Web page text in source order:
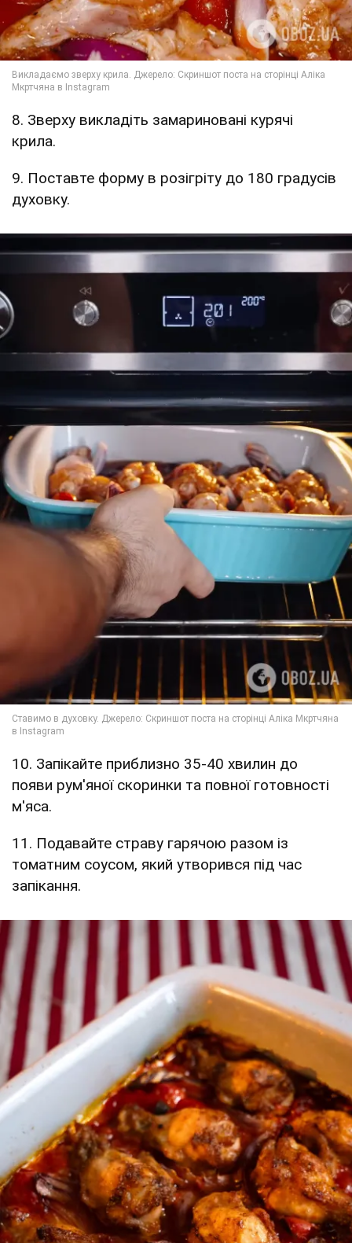
8. Зверху викладіть замариновані курячі
крила.
9. Поставте форму в розігріту до 180 градусів
духовку.
10. Запікайте приблизно 35-40 хвилин до
появи рум'яної скоринки та повної готовності
м'яса.
11. Подавайте страву гарячою разом із
томатним соусом, який утворився під час
запікання.